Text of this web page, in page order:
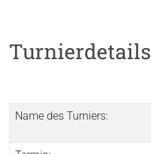
Turnierdetails
Name des Turniers: